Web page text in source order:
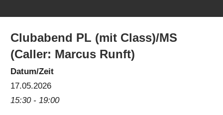
Clubabend PL (mit Class)/MS
(Caller: Marcus Runft)
Datum/Zeit
17.05.2026
15:30 - 19:00